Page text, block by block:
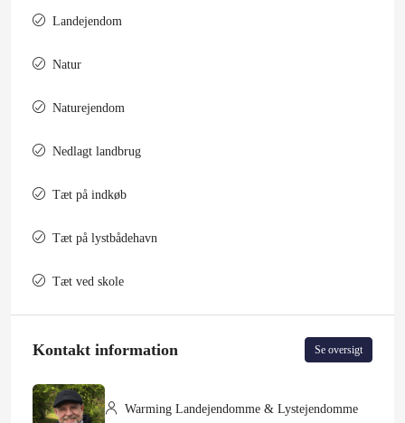
Landejendom
Natur
Naturejendom
Nedlagt landbrug
Tæt på indkøb
Tæt på lystbådehavn
Tæt ved skole
Kontakt information Se oversigt
Warming Landejendomme & Lystejendomme